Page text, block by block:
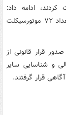
را بازداشت کردند، ادامه داد:
کارآگاهان در بررسی از مخفیگاه ۱۷ متهم پرونده تعداد ۷۲ موتورسیکلت
قرار قانونی از
و شناسایی سایر
قرار گرفتند.